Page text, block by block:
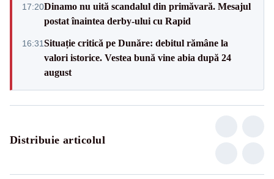
17:20Dinamo nu uită scandalul din primăvară. Mesajul
postat înaintea derby-ului cu Rapid
16:31Situație critică pe Dunăre: debitul rămâne la
valori istorice. Vestea bună vine abia după 24
august
Distribuie articolul